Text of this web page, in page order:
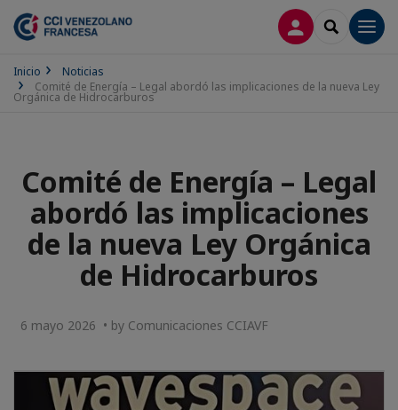
CONECTARSE
SEARCH
Inicio
Noticias
Comité de Energía – Legal abordó las implicaciones de la nueva Ley
Orgánica de Hidrocarburos
Comité de Energía – Legal
abordó las implicaciones
de la nueva Ley Orgánica
de Hidrocarburos
6 mayo 2026 • by Comunicaciones CCIAVF